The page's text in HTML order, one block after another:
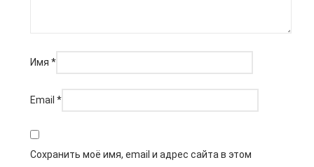
Имя *
Email *
Сохранить моё имя, email и адрес сайта в этом